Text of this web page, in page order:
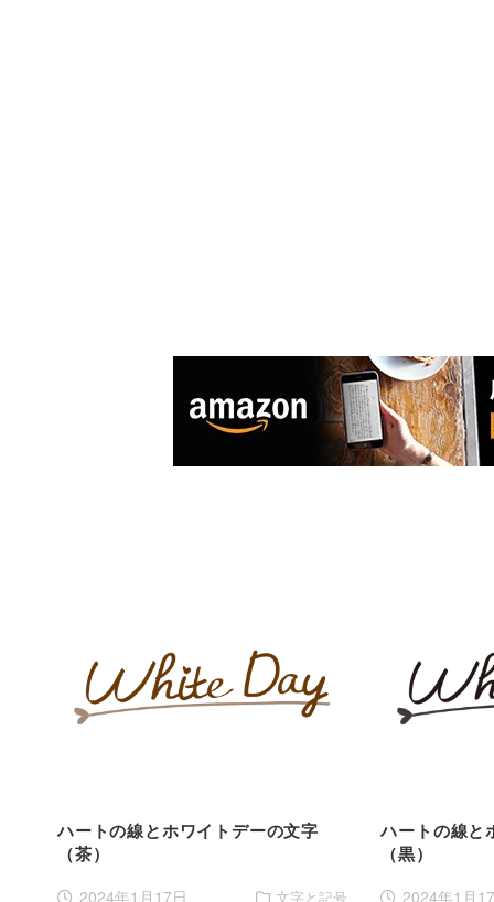
ハートの線とホワイトデーの文字
（茶）
2024年1月17日 文字と記号
ハートの線と
（黒）
2024年1月